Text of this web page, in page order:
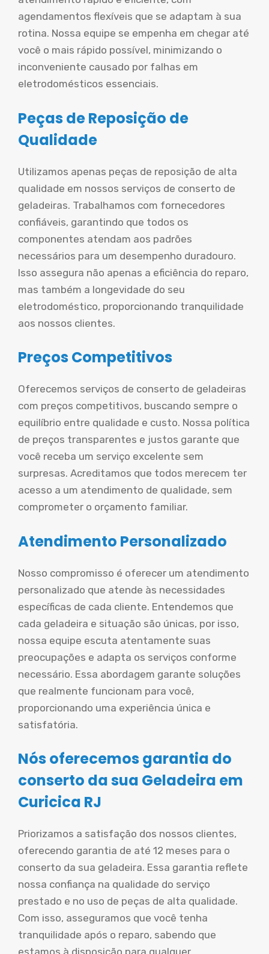
agendamentos flexíveis que se adaptam à sua
rotina. Nossa equipe se empenha em chegar até
você o mais rápido possível, minimizando o
inconveniente causado por falhas em
eletrodomésticos essenciais.
Peças de Reposição de
Qualidade
Utilizamos apenas peças de reposição de alta
qualidade em nossos serviços de conserto de
geladeiras. Trabalhamos com fornecedores
confiáveis, garantindo que todos os
componentes atendam aos padrões
necessários para um desempenho duradouro.
Isso assegura não apenas a eficiência do reparo,
mas também a longevidade do seu
eletrodoméstico, proporcionando tranquilidade
aos nossos clientes.
Preços Competitivos
Oferecemos serviços de conserto de geladeiras
com preços competitivos, buscando sempre o
equilíbrio entre qualidade e custo. Nossa política
de preços transparentes e justos garante que
você receba um serviço excelente sem
surpresas. Acreditamos que todos merecem ter
acesso a um atendimento de qualidade, sem
comprometer o orçamento familiar.
Atendimento Personalizado
Nosso compromisso é oferecer um atendimento
personalizado que atende às necessidades
específicas de cada cliente. Entendemos que
cada geladeira e situação são únicas, por isso,
nossa equipe escuta atentamente suas
preocupações e adapta os serviços conforme
necessário. Essa abordagem garante soluções
que realmente funcionam para você,
proporcionando uma experiência única e
satisfatória.
Nós oferecemos garantia do
conserto da sua Geladeira em
Curicica RJ
Priorizamos a satisfação dos nossos clientes,
oferecendo garantia de até 12 meses para o
conserto da sua geladeira. Essa garantia reflete
nossa confiança na qualidade do serviço
prestado e no uso de peças de alta qualidade.
Com isso, asseguramos que você tenha
tranquilidade após o reparo, sabendo que
estamos à disposição para qualquer